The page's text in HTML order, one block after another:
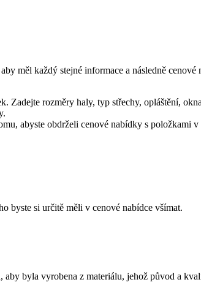
měl každý stejné informace a následně
rozměry haly, typ střechy, opláštění,
abyste obdrželi cenové nabídky s položkami
byste si určitě měli v cenové nabídce všímat.
byla vyrobena z materiálu, jehož původ a